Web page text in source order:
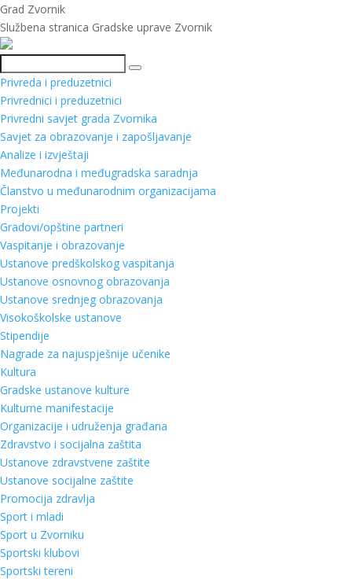
Grad Zvornik
Službena stranica Gradske uprave Zvornik
Pretraga
Privreda i preduzetnici
Privrednici i preduzetnici
Privredni savjet grada Zvornika
Savjet za obrazovanje i zapošljavanje
Analize i izvještaji
Međunarodna i međugradska saradnja
Članstvo u međunarodnim organizacijama
Projekti
Gradovi/opštine partneri
Vaspitanje i obrazovanje
Ustanove predškolskog vaspitanja
Ustanove osnovnog obrazovanja
Ustanove srednjeg obrazovanja
Visokoškolske ustanove
Stipendije
Nagrade za najuspješnije učenike
Kultura
Gradske ustanove kulture
Kulturne manifestacije
Organizacije i udruženja građana
Zdravstvo i socijalna zaštita
Ustanove zdravstvene zaštite
Ustanove socijalne zaštite
Promocija zdravlja
Sport i mladi
Sport u Zvorniku
Sportski klubovi
Sportski tereni